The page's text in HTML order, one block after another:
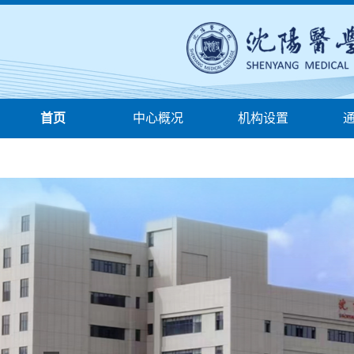
首页 中心概况 机构设置